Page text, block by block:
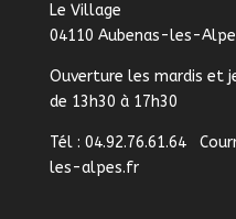
Le Village
04110 Aubenas-les-
Ouverture les mardis et
de 13h30 à 17h30
Tél : 04.92.76.61.64
les-alpes.fr